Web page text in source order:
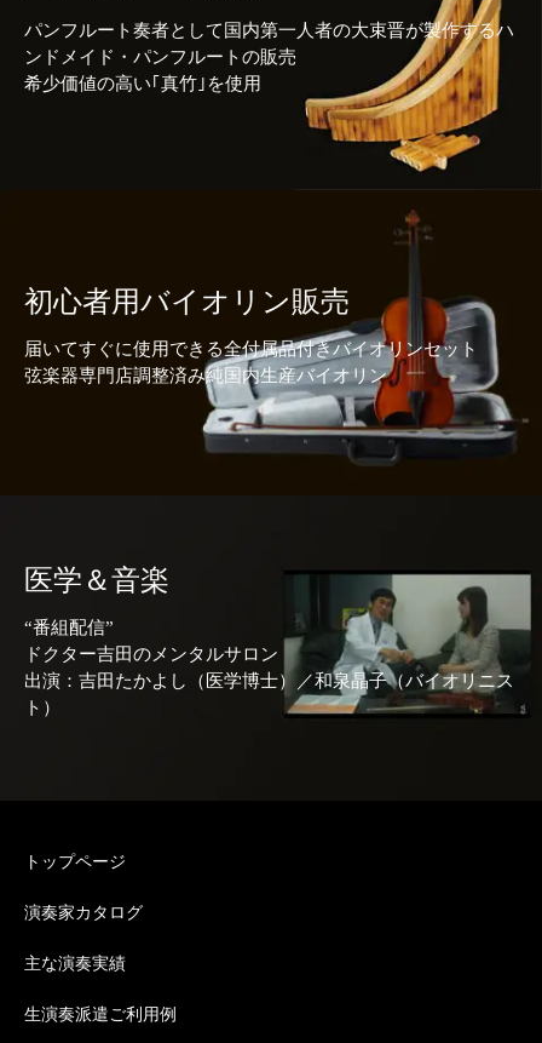
パンフルート奏者として国内第一人者の大束晋が製作するハ
ンドメイド・パンフルートの販売
希少価値の高い｢真竹｣を使用
初心者用バイオリン販売
届いてすぐに使用できる全付属品付きバイオリンセット
弦楽器専門店調整済み純国内生産バイオリン
医学＆音楽
“番組配信”
ドクター吉田のメンタルサロン
出演：吉田たかよし（医学博士）／和泉晶子（バイオリニス
ト）
トップページ
演奏家カタログ
主な演奏実績
生演奏派遣ご利用例